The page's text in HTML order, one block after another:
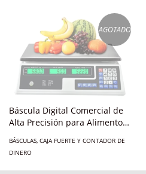
AGOTADO
Báscula Digital Comercial de
Alta Precisión para Alimentos
BÁSCULAS, CAJA FUERTE Y CONTADOR DE
DINERO